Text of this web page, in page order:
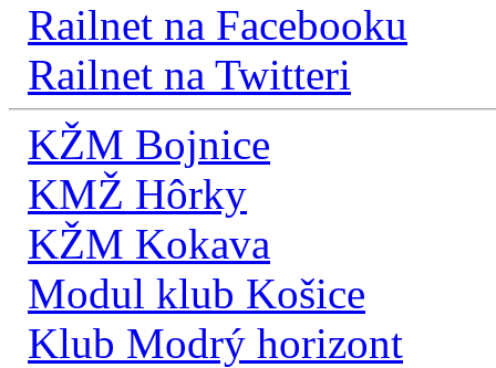
Railnet na Facebooku
Railnet na Twitteri
KŽM Bojnice
KMŽ Hôrky
KŽM Kokava
Modul klub Košice
Klub Modrý horizont